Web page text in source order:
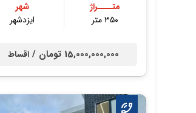
متــــراژ
۳۵۰ متر
شهر
ایزدشهر
15,000,000,000 تومان / اقساط